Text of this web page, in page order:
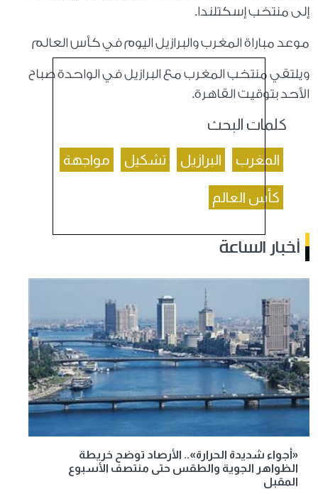
إلى منتخب إسكتلندا.
موعد مباراة المغرب والبرازيل اليوم في كأس العالم
ويلتقي منتخب المغرب مع البرازيل في الواحدة صباح
الأحد بتوقيت القاهرة.
كلمات البحث
المغرب البرازيل تشكيل مواجهة
كأس العالم
أخبار الساعة
«أجواء شديدة الحرارة».. الأرصاد توضح خريطة
الظواهر الجوية والطقس حتى منتصف الأسبوع
المقبل